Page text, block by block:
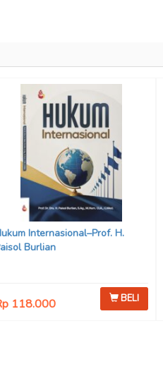
Internasional–Prof. H.
Burlian
118.000 BELI